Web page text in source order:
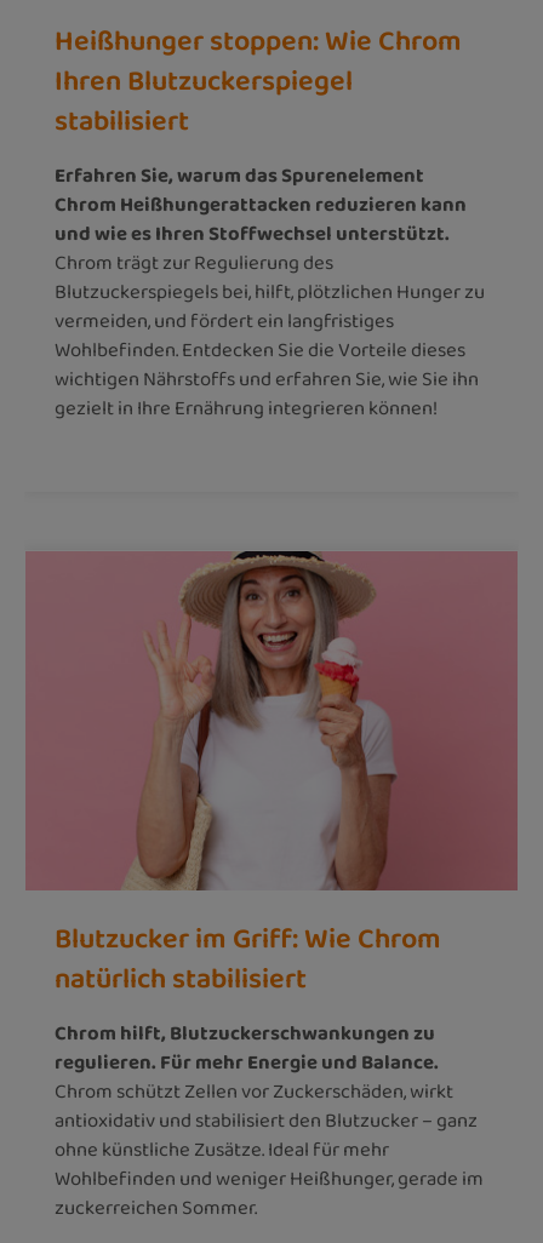
Heißhunger stoppen: Wie Chrom
Ihren Blutzuckerspiegel
stabilisiert
Erfahren Sie, warum das Spurenelement
Chrom Heißhungerattacken reduzieren kann
und wie es Ihren Stoffwechsel unterstützt.
Chrom trägt zur Regulierung des
Blutzuckerspiegels bei, hilft, plötzlichen Hunger zu
vermeiden, und fördert ein langfristiges
Wohlbefinden. Entdecken Sie die Vorteile dieses
wichtigen Nährstoffs und erfahren Sie, wie Sie ihn
gezielt in Ihre Ernährung integrieren können!
Blutzucker im Griff: Wie Chrom
natürlich stabilisiert
Chrom hilft, Blutzuckerschwankungen zu
regulieren. Für mehr Energie und Balance.
Chrom schützt Zellen vor Zuckerschäden, wirkt
antioxidativ und stabilisiert den Blutzucker – ganz
ohne künstliche Zusätze. Ideal für mehr
Wohlbefinden und weniger Heißhunger, gerade im
zuckerreichen Sommer.